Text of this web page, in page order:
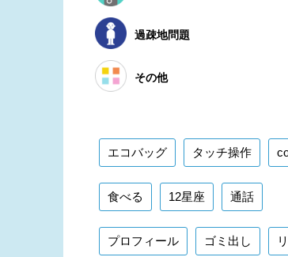
過疎地問題
その他
エコバッグ タッチ操作
食べる 12星座 通話
プロフィール ゴミ出し